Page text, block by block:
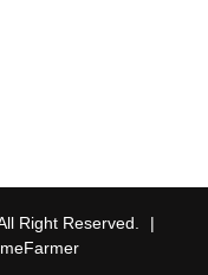
Right Reserved.
|